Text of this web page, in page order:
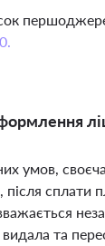
умов,
сплати
видала та